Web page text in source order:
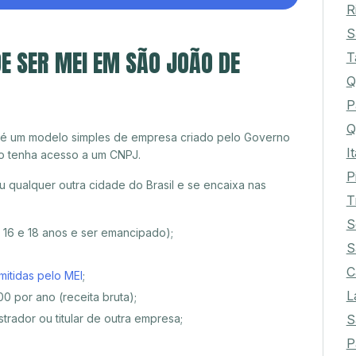
SER MEI EM SÃO JOÃO DE
um modelo simples de empresa criado pelo Governo
acesso a um CNPJ.
qualquer outra cidade do Brasil e se encaixa nas
e 18 anos e ser emancipado);
pelo MEI;
por ano (receita bruta);
ou titular de outra empresa;